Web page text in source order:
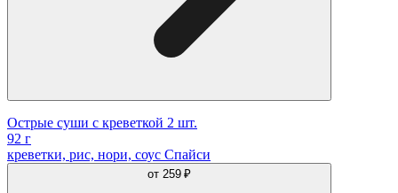
Острые суши с креветкой 2 шт.
92 г
креветки, рис, нори, соус Спайси
от 259 ₽